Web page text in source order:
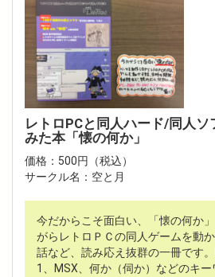
レトロPCと同人ハード/同人
みた本「懐の何か」
価格：500円（税込）
サークル名：空と月
今だからこそ面白い、「懐の何か
がらレトロＰＣの同人ゲームを動
話など、読み応え抜群の一冊です
1、MSX、何か（伺か）などのキ